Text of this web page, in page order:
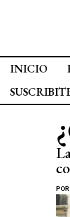
INICIO
POR